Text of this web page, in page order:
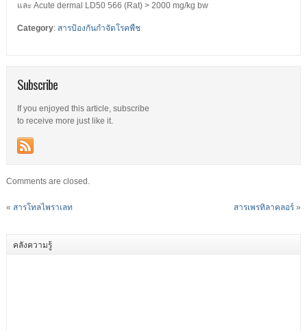
และ Acute dermal LD50 566 (Rat) > 2000 mg/kg bw
Category: สารป้องกันกำจัดโรคพืช
Subscribe
If you enjoyed this article, subscribe
to receive more just like it.
Comments are closed.
« สารโทลไพราเลท สารเพรทิลาคลอร์ »
คลังความรู้